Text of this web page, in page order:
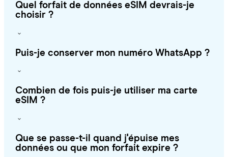
Quel forfait de données eSIM devrais-je
choisir ?
Puis-je conserver mon numéro WhatsApp ?
Combien de fois puis-je utiliser ma carte
eSIM ?
Que se passe-t-il quand j'épuise mes
données ou que mon forfait expire ?